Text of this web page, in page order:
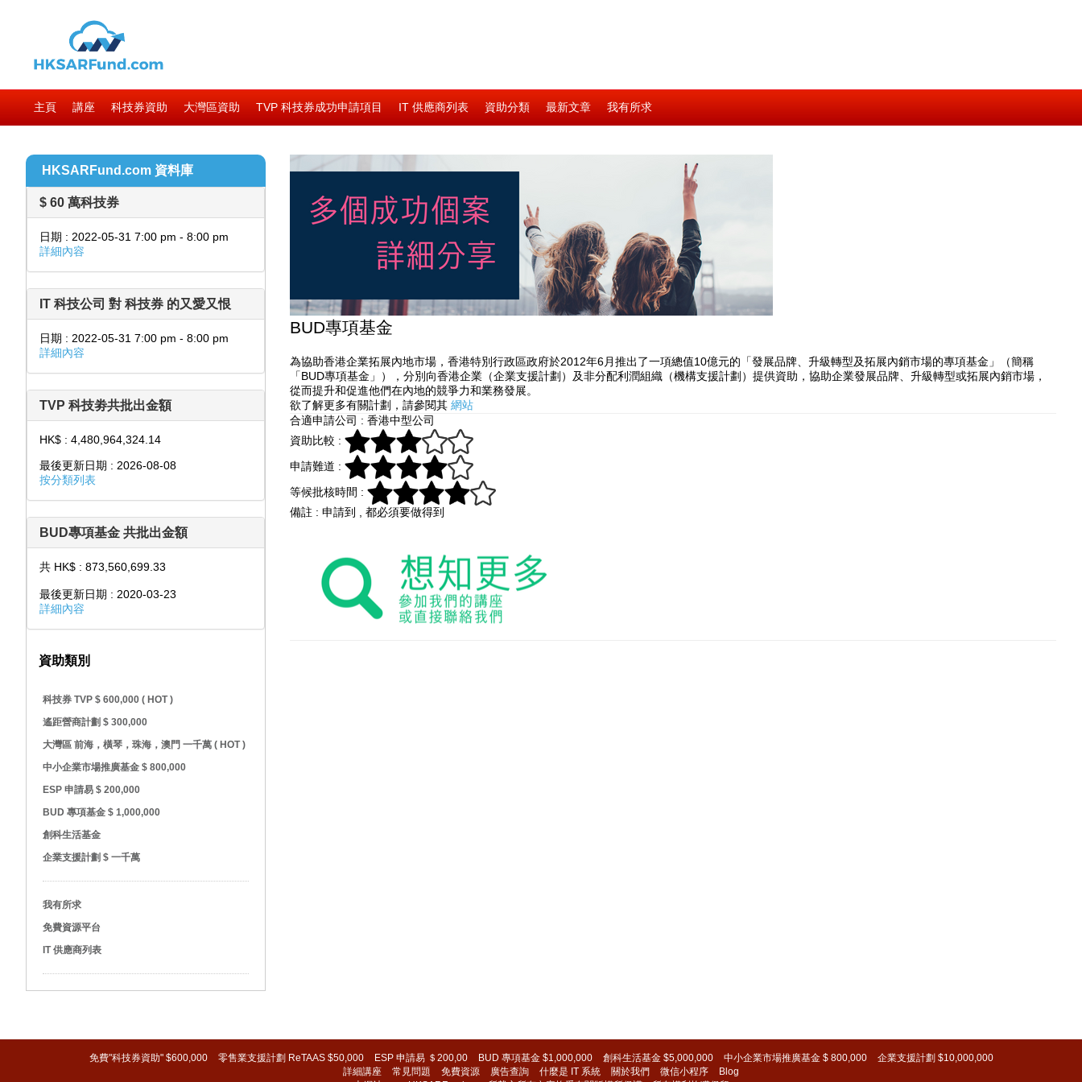
主頁 講座 科技券資助 大灣區資助 TVP 科技券成功申請項目 IT 供應商列表 資助分類 最新文章 我有所求
HKSARFund.com 資料庫
$ 60 萬科技券
日期 : 2022-05-31 7:00 pm - 8:00 pm
詳細內容
IT 科技公司 對 科技券 的又愛又恨
日期 : 2022-05-31 7:00 pm - 8:00 pm
詳細內容
TVP 科技劵共批出金額
HK$ : 4,480,964,324.14
最後更新日期 : 2026-08-08
按分類列表
BUD專項基金 共批出金額
共 HK$ : 873,560,699.33
最後更新日期 : 2020-03-23
詳細內容
資助類別
科技券 TVP $ 600,000 ( HOT )
遙距營商計劃 $ 300,000
大灣區 前海，橫琴，珠海，澳門 一千萬 ( HOT )
中小企業市場推廣基金 $ 800,000
ESP 申請易 $ 200,000
BUD 專項基金 $ 1,000,000
創科生活基金
企業支援計劃 $ 一千萬
我有所求
免費資源平台
IT 供應商列表
BUD專項基金
為協助香港企業拓展內地市場，香港特別行政區政府於2012年6月推出了一項總值10億元的「發展品牌、升級轉型及拓展內銷市場的專項基金」（簡稱
「BUD專項基金」），分別向香港企業（企業支援計劃）及非分配利潤組織（機構支援計劃）提供資助，協助企業發展品牌、升級轉型或拓展內銷市場，
從而提升和促進他們在內地的競爭力和業務發展。
欲了解更多有關計劃，請參閱其網站
合適申請公司 : 香港中型公司
資助比較 :
申請難道 :
等候批核時間 :
備註 : 申請到 , 都必須要做得到
免費"科技券資助" $600,000 零售業支援計劃 ReTAAS $50,000 ESP 申請易 ＄200,00 BUD 專項基金 $1,000,000 創科生活基金 $5,000,000 中小企業市場推廣基金 $ 800,000
企業支援計劃 $10,000,000
詳細講座
常見問題 免費資源 廣告查詢 什麼是 IT 系統 關於我們 微信小程序
Blog